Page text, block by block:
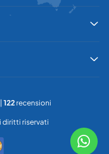
122 recensioni
diritti riservati